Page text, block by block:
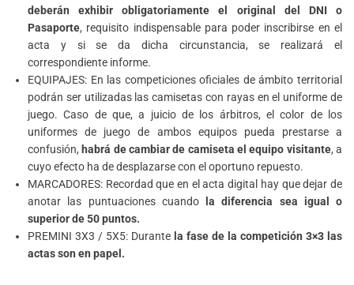
deberán exhibir obligatoriamente el original del DNI o
Pasaporte, requisito indispensable para poder inscribirse en el
acta y si se da dicha circunstancia, se realizará el
correspondiente informe.
EQUIPAJES: En las competiciones oficiales de ámbito territorial
podrán ser utilizadas las camisetas con rayas en el uniforme de
juego. Caso de que, a juicio de los árbitros, el color de los
uniformes de juego de ambos equipos pueda prestarse a
confusión, habrá de cambiar de camiseta el equipo visitante, a
cuyo efecto ha de desplazarse con el oportuno repuesto.
MARCADORES: Recordad que en el acta digital hay que dejar de
anotar las puntuaciones cuando
la diferencia sea igual o
superior de 50 puntos.
PREMINI 3X3 / 5X5: Durante la fase de la competición 3×3 las
actas son en papel.